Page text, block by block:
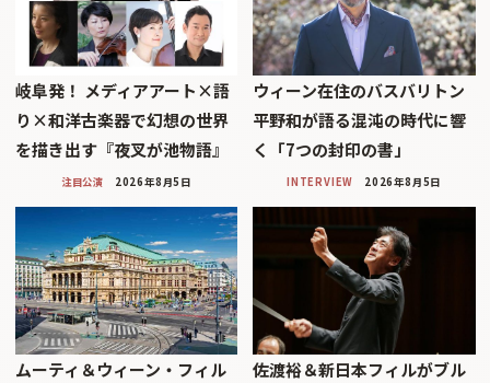
岐阜発！ メディアアート×語
り×和洋古楽器で幻想の世界
を描き出す『夜叉が池物語』
注目公演 2026年8月5日
ウィーン在住のバスバリトン
平野和が語る混沌の時代に響
く「7つの封印の書」
INTERVIEW 2026年8月5日
ムーティ＆ウィーン・フィル
佐渡裕＆新日本フィルがブル